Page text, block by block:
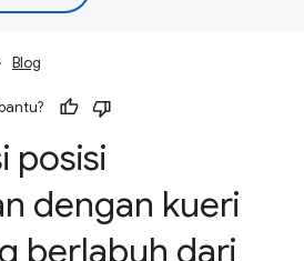
Blog
posisi
dengan kueri
berlabuh dari